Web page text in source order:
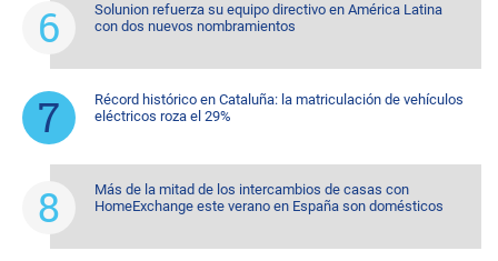
Solunion refuerza su equipo directivo en América Latina
con dos nuevos nombramientos
Récord histórico en Cataluña: la matriculación de vehículos
eléctricos roza el 29%
Más de la mitad de los intercambios de casas con
HomeExchange este verano en España son domésticos